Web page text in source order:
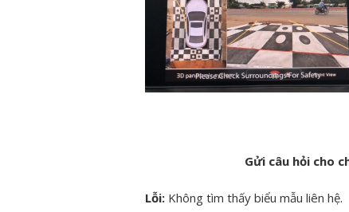
Gửi câu hỏi cho
Lỗi: Không tìm thấy biểu mẫu liên hệ.